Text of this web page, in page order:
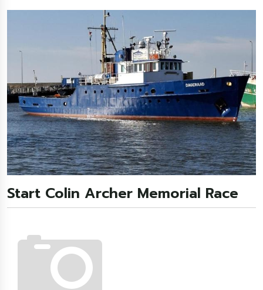
Start Colin Archer Memorial Race